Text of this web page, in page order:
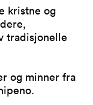
kristne og
tradisjonelle
og minner fra